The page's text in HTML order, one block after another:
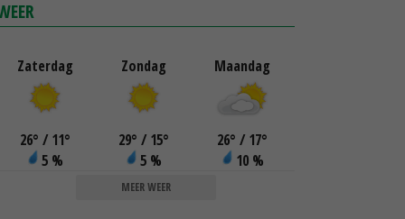
Zaterdag
26° / 11°
5 %
Zondag
29° / 15°
5 %
Maandag
26° / 17°
10 %
MEER WEER